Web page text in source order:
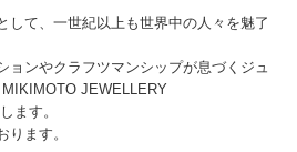
して、一世紀以上も世界中の人々を魅了
ョンやクラフツマンシップが息づくジュ
JEWELLERY
ます。
ります。